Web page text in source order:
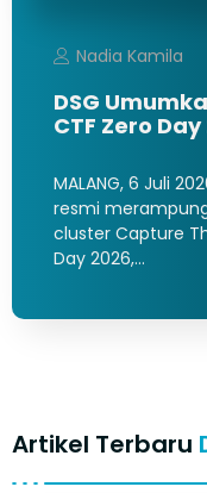
Nadia Kamila
DSG
CTF Zero Day
MALANG, 6 Juli
resmi
cluster Capture
Day 2026,…
Artikel Terbaru